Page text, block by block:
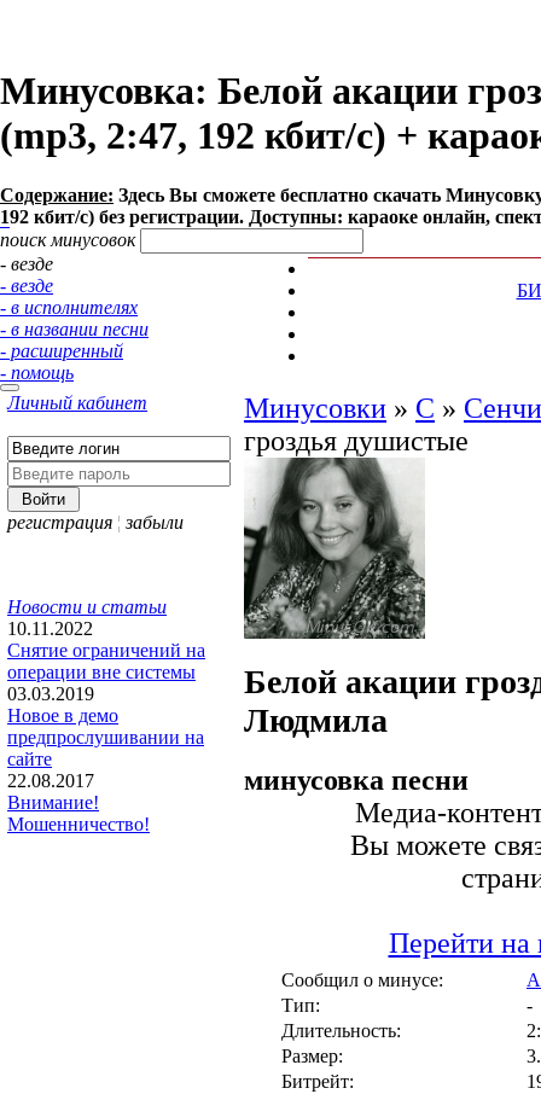
Минусовка: Белой акации
(mp3, 2:47, 192 кбит/с) +
Содержание: Здесь Вы сможете бесплатно cкачать
192 кбит/с) без регистрации. Доступны: караоке онлайн,
поиск минусовок
- везде
- везде
- в исполнителях
- в названии песни
- расширенный
- помощь
Личный кабинет
регистрация ¦ забыли
Новости и статьи
10.11.2022
Снятие ограничений на
операции вне системы
03.03.2019
Новое в демо
предпрослушивании на
сайте
22.08.2017
Внимание!
Мошенничество!
Минусовки » С »
гроздья душистые
Белой акации
Людмила
минусовка песни
Медиа-
Вы можете
Перейти на
Сообщил о минусе:
Тип:
-
Длительность:
Размер:
Битрейт: